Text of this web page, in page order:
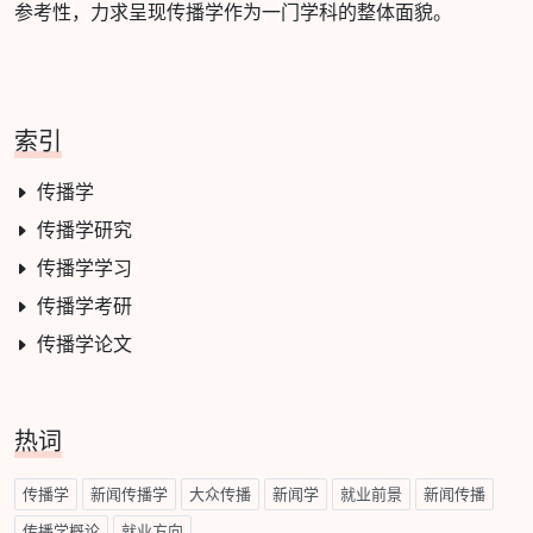
参考性，力求呈现传播学作为一门学科的整体面貌。
索引
传播学
传播学研究
传播学学习
传播学考研
传播学论文
热词
传播学 新闻传播学 大众传播 新闻学 就业前景 新闻传播